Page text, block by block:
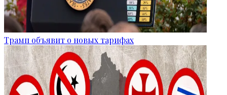
Трамп объявит о новых тарифах